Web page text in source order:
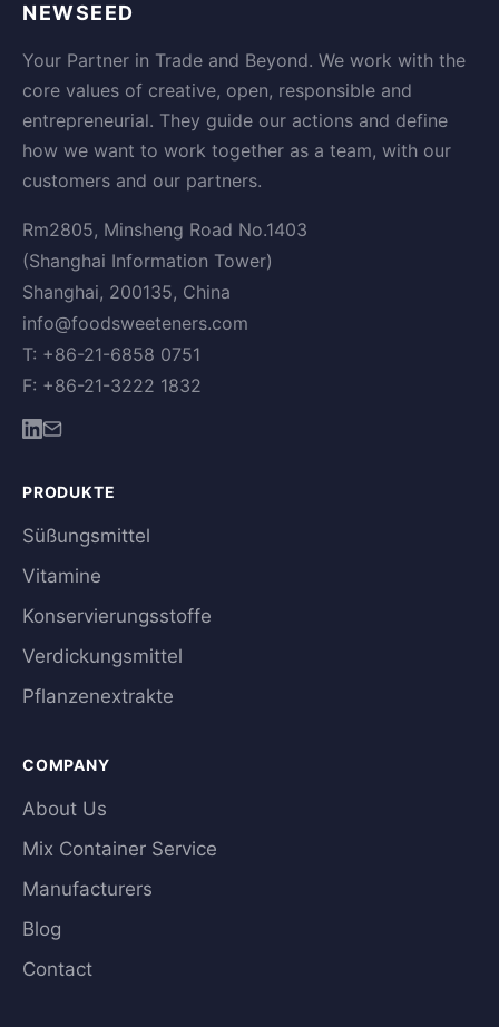
NEWSEED
Your Partner in Trade and Beyond. We work with the
core values of creative, open, responsible and
entrepreneurial. They guide our actions and define
how we want to work together as a team, with our
customers and our partners.
Rm2805, Minsheng Road No.1403
(Shanghai Information Tower)
Shanghai, 200135, China
info@foodsweeteners.com
T: +86-21-6858 0751
F: +86-21-3222 1832
PRODUKTE
Süßungsmittel
Vitamine
Konservierungsstoffe
Verdickungsmittel
Pflanzenextrakte
COMPANY
About Us
Mix Container Service
Manufacturers
Blog
Contact